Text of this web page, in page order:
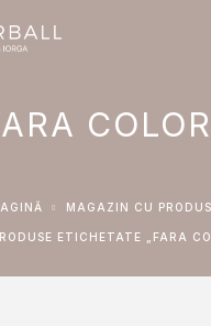
MAGAZIN CU
PRODUSE ETICHETATE „FARA